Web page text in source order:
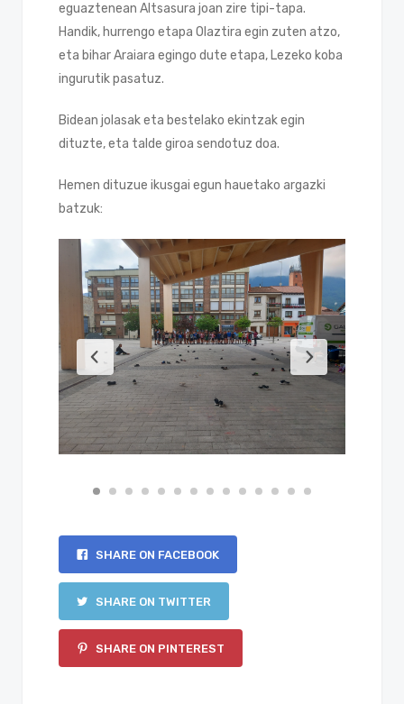
eguaztenean Altsasura joan zire tipi-tapa.
Handik, hurrengo etapa Olaztira egin zuten atzo,
eta bihar Araiara egingo dute etapa, Lezeko koba
ingurutik pasatuz.
Bidean jolasak eta bestelako ekintzak egin
dituzte, eta talde giroa sendotuz doa.
Hemen dituzue ikusgai egun hauetako argazki
batzuk:
SHARE ON FACEBOOK
SHARE ON TWITTER
SHARE ON PINTEREST